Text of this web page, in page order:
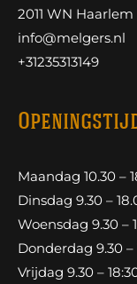
2011 WN Haarlem
info@melgers.nl
+31235313149
Maandag 10.30 –
Dinsdag 9.30 –
Woensdag 9.30 –
Donderdag 9.30 –
Vrijdag 9.30 –